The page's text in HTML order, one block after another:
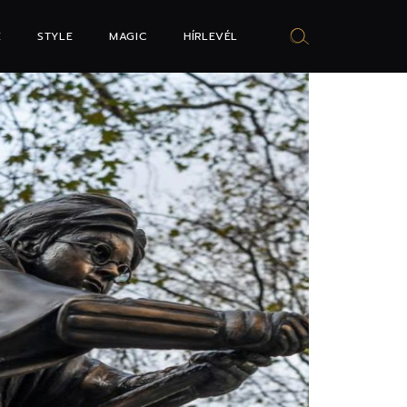
STYLE MAGIC HÍRLEVÉL